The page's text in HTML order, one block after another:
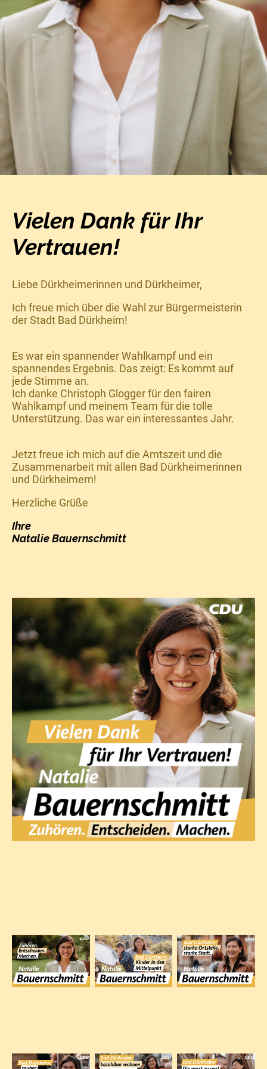
Vielen Dank für Ihr
Vertrauen!
Liebe Dürkheimerinnen und Dürkheimer,
Ich freue mich über die Wahl zur Bürgermeisterin
der Stadt Bad Dürkheim!
Es war ein spannender Wahlkampf und ein
spannendes Ergebnis. Das zeigt: Es kommt auf
jede Stimme an.
Ich danke Christoph Glogger für den fairen
Wahlkampf und meinem Team für die tolle
Unterstützung. Das war ein interessantes Jahr.
Jetzt freue ich mich auf die Amtszeit und die
Zusammenarbeit mit allen Bad Dürkheimerinnen
und Dürkheimern!
Herzliche Grüße
Ihre
Natalie Bauernschmitt